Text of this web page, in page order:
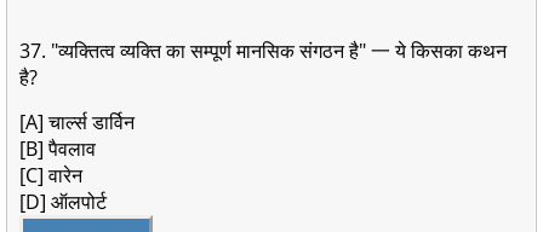
37. "व्यक्तित्व व्यक्ति का सम्पूर्ण मानसिक संगठन है" 一 ये किसका कथन
है?
[A] चार्ल्स डार्विन
[B] पैवलाव
[C] वारेन
[D] ऑलपोर्ट